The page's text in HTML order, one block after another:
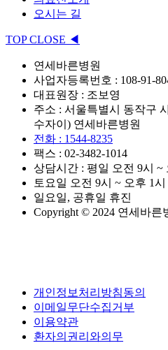
오시는 길
TOPCLOSE ◀
연세바른병원
사업자등록번호 : 108-91-
대표원장 : 조보영
주소 : 서울특별시 동작구
수자이) 연세바른병원
전화 : 1544-8235
팩스 : 02-3482-1014
상담시간 : 평일 오전 9시 ~
토요일 오전 9시 ~ 오후 1시
일요일, 공휴일 휴진
Copyright © 2024 연세바른
개인정보처리방침동의
이메일무단수집거부
이용약관
환자의권리와의무